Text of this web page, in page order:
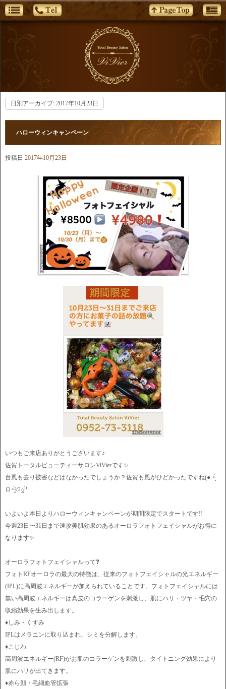
日別アーカイブ: 2017年10月23日
ハローウィンキャンペーン
投稿日 2017年10月23日
いつもご来店ありがとうございます♪
佐賀トータルビューティーサロンViVierです✨
台風も去り被害などはなかったでしょうか？佐賀も風がひどかったですね(● ˃̶͈̀
ロ˂̶͈́)੭ꠥ⁾⁾
いよいよ本日よりハローウィンキャンペーンが期間限定でスタートです‼️
今週23日〜31日まで速攻美肌効果のあるオーロラフォトフェイシャルがお得に
なります✨
オーロラフォトフェイシャルって❓
フォトRFオーロラの最大の特徴は、従来のフォトフェイシャルの光エネルギー
(IPL)に高周波エネルギーが加えられていることです。フォトフェイシャルには
無い高周波エネルギーは真皮のコラーゲンを刺激し、肌にハリ・ツヤ・毛穴の
収縮効果を生み出します。
♦︎しみ・くすみ
IPLはメラニンに取り込まれ、シミを分解します。
♦︎こじわ
高周波エネルギー(RF)がお肌のコラーゲンを刺激し、タイトニング効果により
肌にハリが出てきます。
♦︎赤ら顔・毛細血管拡張